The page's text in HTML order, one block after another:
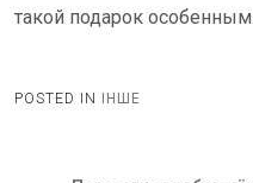
такой подарок особенным.
POSTED IN ІНШЕ